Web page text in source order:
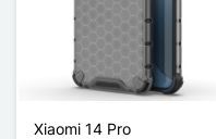
Xiaomi 14 Pro